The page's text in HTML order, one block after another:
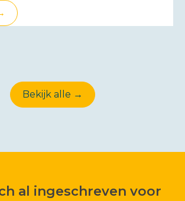
Bekijk alle →
al ingeschreven voor